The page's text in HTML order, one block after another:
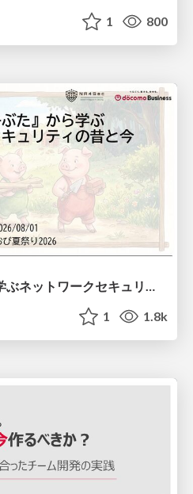
1 800
『三匹の子ぶた』から学ぶネットワークセキュリティの昔と今 / Network Security: Then and Now Through the Lens of The Three Little Pigs
1 1.8k